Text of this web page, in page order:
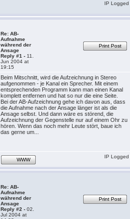
IP Logged
Re: AB-
Aufnahme
während der
Ansage
Reply #1 - 11.
Jun 2004 at
19:15
Print Post
Beim Mitschnitt, wird die Aufzeichnung in Stereo
aufgenommen - je Kanal ein Sprecher. Mit einem
entsprechenden Programm kann man einen Kanal
komplett entfernen und hat so nur die eine Seite.
Bei der AB-Aufzeichnung gehe ich davon aus, dass
die Aufnahme nach der Ansage länger ist als die
Ansage selbst. Und dann wäre es störend, die
Aufzeichnung der Gegenstelle nur auf einem Ohr zu
hören. Wenn das noch mehr Leute stört, baue ich
das gerne um...
WWW
IP Logged
Re: AB-
Aufnahme
während der
Ansage
Reply #2 - 02.
Jul 2004 at
Print Post